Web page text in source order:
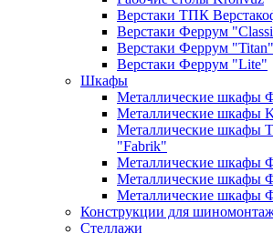
Верстаки ТПК
Верстаки Феррум
Верстаки Феррум "Titan"
Верстаки Феррум "Lite"
Шкафы
Металлические шкафы
Металлические шкафы
Металлические шкафы
"Fabrik"
Металлические шкафы
Металлические шкафы
Металлические шкафы
Конструкции для
Стеллажи